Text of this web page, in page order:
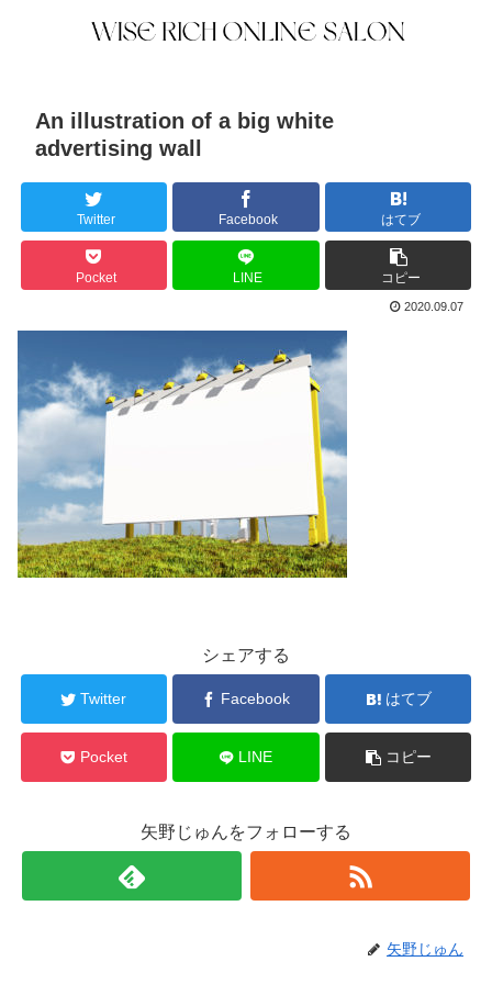
An illustration of a big white
advertising wall
Twitter Facebook はてブ
Pocket LINE コピー
2020.09.07
シェアする
Twitter Facebook はてブ
Pocket LINE コピー
矢野じゅんをフォローする
矢野じゅん